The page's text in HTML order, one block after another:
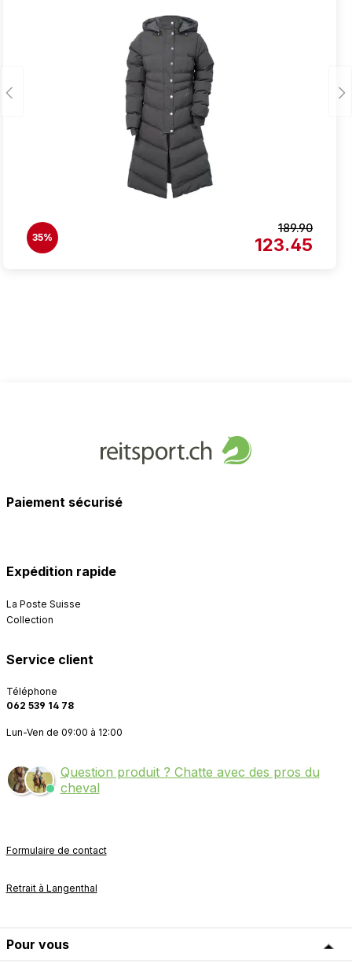
35%
189.90
123.45
Paiement sécurisé
Expédition rapide
La Poste Suisse
Collection
Service client
Téléphone
062 539 14 78
Lun-Ven de 09:00 à 12:00
Question produit ? Chatte avec des pros du
cheval
Formulaire de contact
Retrait à Langenthal
Pour vous